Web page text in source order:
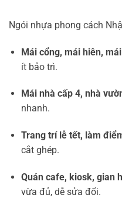
Ngói nhựa phong cách
Mái cổng, mái hiên,
ít bảo trì.
Mái nhà cấp 4, nhà
nhanh.
Trang trí lễ tết, làm
cắt ghép.
Quán cafe, kiosk, gian
vừa đủ, dễ sửa đổi.